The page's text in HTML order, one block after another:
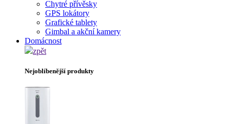
Chytré přívěsky
GPS lokátory
Grafické tablety
Gimbal a akční kamery
Domácnost
zpět
Nejoblíbenější produkty